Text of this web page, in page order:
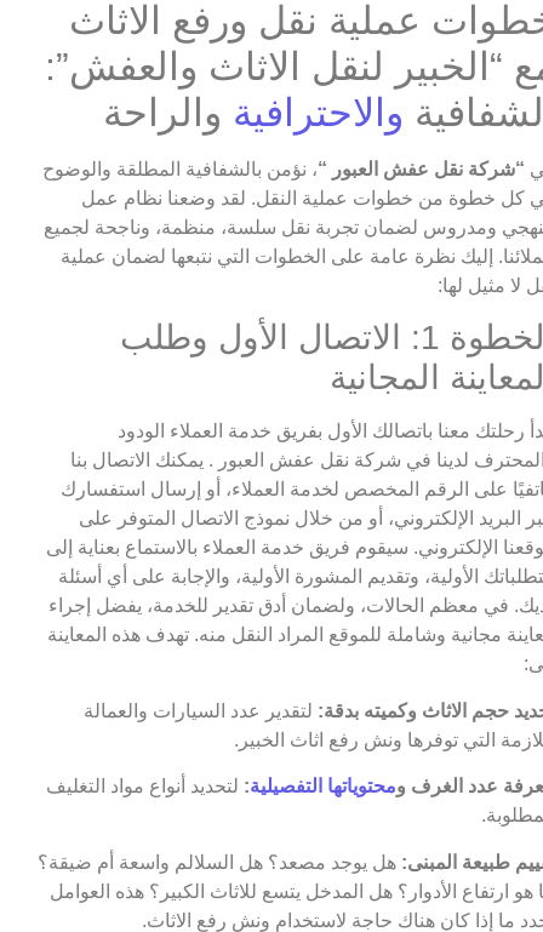
عملية نقل ورفع الاثاث
“الخبير لنقل الاثاث والعفش”:
والاحترافية والراحة
“شركة نقل عفش العبور “، نؤمن بالشفافية المطلقة والوضوح
كل خطوة من خطوات عملية النقل. لقد وضعنا نظام عمل
ومدروس لضمان تجربة نقل سلسة، منظمة، وناجحة لجميع
إليك نظرة عامة على الخطوات التي نتبعها لضمان عملية
لا مثيل لها:
الخطوة 1: الاتصال الأول وطلب
المجانية
رحلتك معنا باتصالك الأول بفريق خدمة العملاء الودود
لدينا في شركة نقل عفش العبور . يمكنك الاتصال بنا
على الرقم المخصص لخدمة العملاء، أو إرسال استفسارك
البريد الإلكتروني، أو من خلال نموذج الاتصال المتوفر على
الإلكتروني. سيقوم فريق خدمة العملاء بالاستماع بعناية إلى
الأولية، وتقديم المشورة الأولية، والإجابة على أي أسئلة
في معظم الحالات، ولضمان أدق تقدير للخدمة، يفضل إجراء
مجانية وشاملة للموقع المراد النقل منه. تهدف هذه المعاينة
حجم الاثاث وكميته بدقة: لتقدير عدد السيارات والعمالة
التي توفرها ونش رفع اثاث الخبير.
عدد الغرف ومحتوياتها التفصيلية: لتحديد أنواع مواد التغليف
طبيعة المبنى: هل يوجد مصعد؟ هل السلالم واسعة أم ضيقة؟
هو ارتفاع الأدوار؟ هل المدخل يتسع للاثاث الكبير؟ هذه العوامل
ما إذا كان هناك حاجة لاستخدام ونش رفع الاثاث.